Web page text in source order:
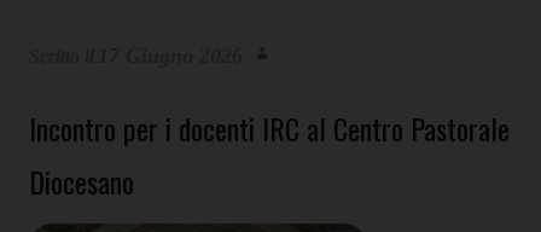
Incontro per i docenti IRC al Centro Pastorale
Diocesano